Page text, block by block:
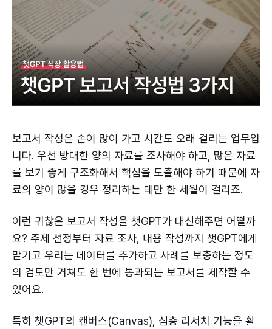
보고서 작성은 손이 많이 가고 시간도 오래 걸리는 업무입
니다. 우선 방대한 양의 자료를 조사해야 하고, 많은 자료
를 보기 좋게 구조화해서 핵심을 도출해야 하기 때문에 자
료의 양이 많을 경우 정리하는 데만 한 세월이 걸리죠.
이런 귀찮은 보고서 작성을 챗GPT가 대신해주면 어떨까
요? 주제 선정부터 자료 조사, 내용 작성까지 챗GPT에게
맡기고 우리는 데이터를 추가하고 사례를 보충하는 정도
의 검토만 거쳐도 한 번에 통과되는 보고서를 제작할 수
있어요.
특히 챗GPT의 캔버스(Canvas), 심층 리서치 기능을 활